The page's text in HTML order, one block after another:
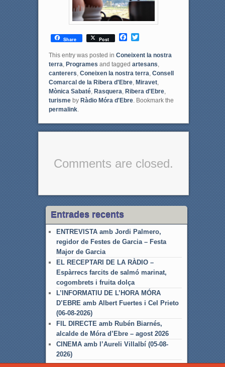
Share Post
F
c
e
b
o
o
k
T
i
t
t
e
r
This entry was posted in Coneixent la nostra
terra, Programes and tagged artesans,
canterers, Coneixen la nostra terra, Consell
Comarcal de la Ribera d'Ebre, Miravet,
Mònica Sabaté, Rasquera, Ribera d'Ebre,
turismeby Ràdio Móra d'Ebre. Bookmark the
permalink.
Comments are closed.
Entrades recents
ENTREVISTA amb Jordi Palmero,
regidor de Festes de Garcia – Festa
Major de Garcia
EL RECEPTARI DE LA RÀDIO –
Espàrrecs farcits de salmó marinat,
cogombrets i fruita dolça
L’INFORMATIU DE L’HORA MÓRA
D’EBRE amb Albert Fuertes i Cel Prieto
(06-08-2026)
FIL DIRECTE amb Rubén Biarnés,
alcalde de Móra d’Ebre – agost 2026
CINEMA amb l’Aureli Villalbí (05-08-
2026)